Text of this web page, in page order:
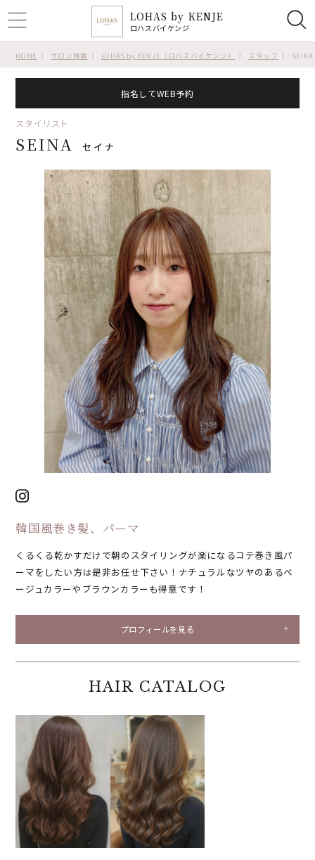
HOME サロン検索 LOHAS by KENJE（ロハスバイケンジ） スタッフ SEINA
LOHAS by KENJE
ロハスバイケンジ
スタイリスト
SEINA セイナ
指名してWEB予約
韓国風巻き髪、パーマ
くるくる乾かすだけで朝のスタイリングが楽になるコテ巻き風パ
ーマをしたい方は是非お任せ下さい！ナチュラルなツヤのあるベ
ージュカラーやブラウンカラーも得意です！
プロフィールを見る
HAIR CATALOG